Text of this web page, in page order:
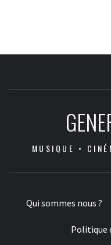
MUSIQUE •
Qui sommes nous ?
Politique